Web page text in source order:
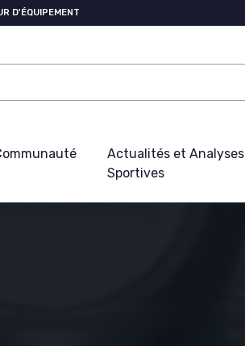
D'ÉQUIPEMENT
Actualités et Analyses
Sportives